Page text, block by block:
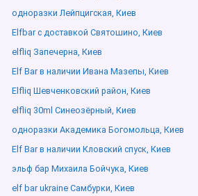
одноразки Лейпцигская, Киев
Elfbar с доставкой Святошино, Киев
elfliq Запечерна, Киев
Elf Bar в наличии Ивана Мазепы, Киев
Elfliq Шевченковский район, Киев
elfliq 30ml Синеозёрный, Киев
одноразки Академика Богомольца, Киев
Elf Bar в наличии Кловский спуск, Киев
эльф бар Михаила Бойчука, Киев
elf bar ukraine Самбурки, Киев